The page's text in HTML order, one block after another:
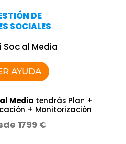
DE
SOCIALES
Social Media
AYUDA
Media tendrás Plan +
+ Monitorización
1799 €